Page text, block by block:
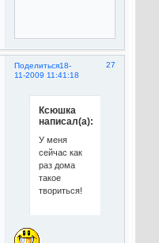
Поделиться 27
18-
11-2009 11:41:18
Ксюшка
написал(а):
У меня
сейчас как
раз дома
такое
твориться!